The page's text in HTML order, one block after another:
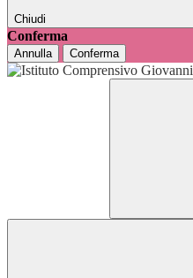
Chiudi
Conferma
Annulla Conferma